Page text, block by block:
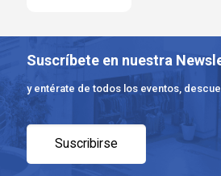
Suscríbete en nuestra
y entérate de todos los eventos,
Suscribirse